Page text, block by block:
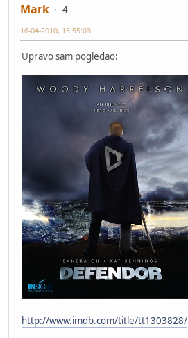
Mark 4
16-04-2010, 15:55:03
Upravo sam pogledao:
http://www.imdb.com/title/tt1303828/